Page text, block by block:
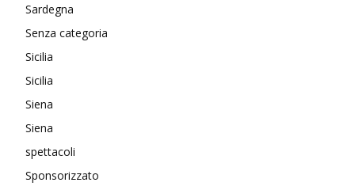
Sardegna
Senza categoria
Sicilia
Sicilia
Siena
Siena
spettacoli
Sponsorizzato